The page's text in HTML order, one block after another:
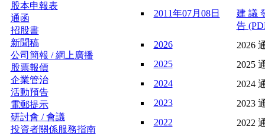
股本申報表
通函
招股書
新聞稿
公司簡報 / 網上廣播
股票報價
企業管治
活動預告
電郵提示
研討會 / 會議
投資者關係服務指南
2011年07月08日
建 議
告
2026
2026
2025
2025
2024
2024
2023
2023
2022
2022